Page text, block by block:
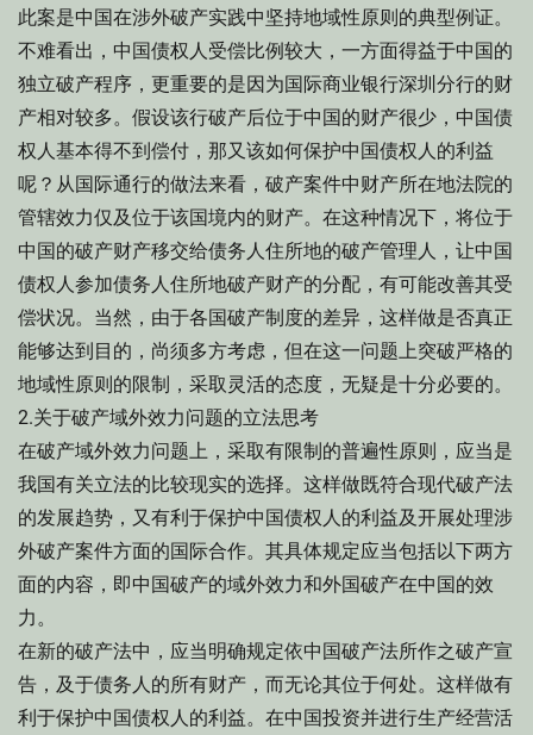
此案是中国在涉外破产实践中坚持地域性原则的典型例证。
不难看出，中国债权人受偿比例较大，一方面得益于中国的
独立破产程序，更重要的是因为国际商业银行深圳分行的财
产相对较多。假设该行破产后位于中国的财产很少，中国债
权人基本得不到偿付，那又该如何保护中国债权人的利益
呢？从国际通行的做法来看，破产案件中财产所在地法院的
管辖效力仅及位于该国境内的财产。在这种情况下，将位于
中国的破产财产移交给债务人住所地的破产管理人，让中国
债权人参加债务人住所地破产财产的分配，有可能改善其受
偿状况。当然，由于各国破产制度的差异，这样做是否真正
能够达到目的，尚须多方考虑，但在这一问题上突破严格的
地域性原则的限制，采取灵活的态度，无疑是十分必要的。
2.关于破产域外效力问题的立法思考
在破产域外效力问题上，采取有限制的普遍性原则，应当是
我国有关立法的比较现实的选择。这样做既符合现代破产法
的发展趋势，又有利于保护中国债权人的利益及开展处理涉
外破产案件方面的国际合作。其具体规定应当包括以下两方
面的内容，即中国破产的域外效力和外国破产在中国的效
力。
在新的破产法中，应当明确规定依中国破产法所作之破产宣
告，及于债务人的所有财产，而无论其位于何处。这样做有
利于保护中国债权人的利益。在中国投资并进行生产经营活